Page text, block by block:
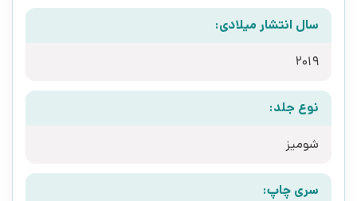
سال انتشار میلادی:
2019
نوع جلد:
شومیز
سری چاپ: